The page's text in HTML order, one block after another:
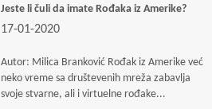
Jeste li čuli da imate Rođaka iz Amerike?
17-01-2020
Autor: Milica Branković Rođak iz Amerike već
neko vreme sa društevenih mreža zabavlja
svoje stvarne, ali i virtuelne rođake...